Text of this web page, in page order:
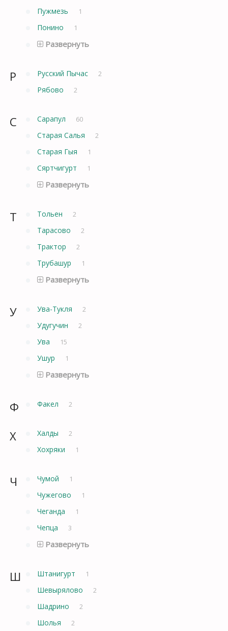
Пужмезь 1
Понино 1
Развернуть
Р Русский Пычас 2
Рябово 2
С Сарапул 60
Старая Салья 2
Старая Гыя 1
Сяртчигурт 1
Развернуть
Т Тольен 2
Тарасово 2
Трактор 2
Трубашур 1
Развернуть
У Ува-Тукля 2
Удугучин 2
Ува 15
Ушур 1
Развернуть
Ф Факел 2
Х Халды 2
Хохряки 1
Ч Чумой 1
Чужегово 1
Чеганда 1
Чепца 3
Развернуть
Ш Штанигурт 1
Шевырялово 2
Шадрино 2
Шолья 2